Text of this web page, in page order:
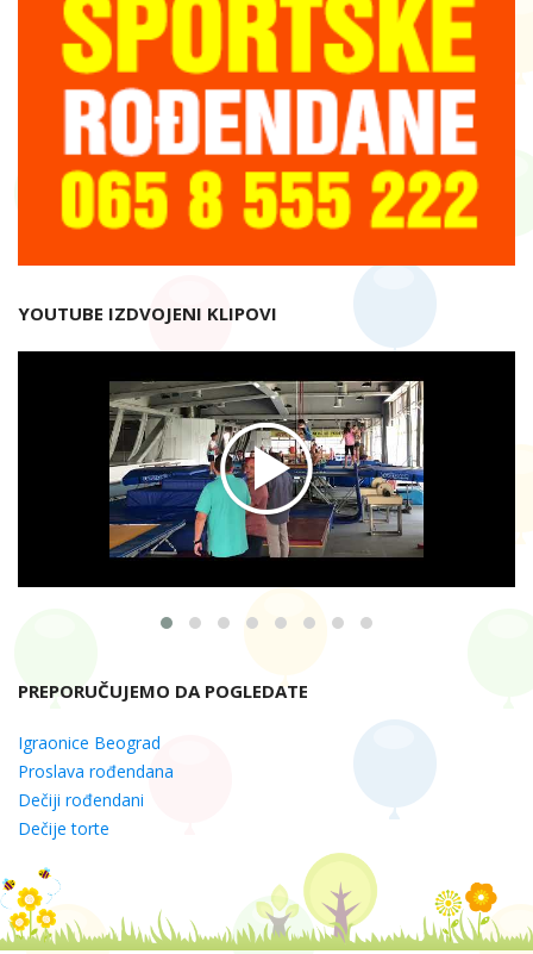
YOUTUBE IZDVOJENI KLIPOVI
PREPORUČUJEMO DA POGLEDATE
Igraonice Beograd
Proslava rođendana
Dečiji rođendani
Dečije torte